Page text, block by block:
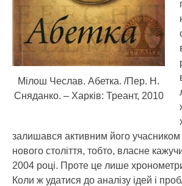
Мілош Чеслав. Абетка. /Пер. Н.
Сняданко. – Харків: Треант, 2010
залишався активним його учасником
нового століття, тобто, власне
2004 році. Проте це лише
Коли ж удатися до аналізу ідей і